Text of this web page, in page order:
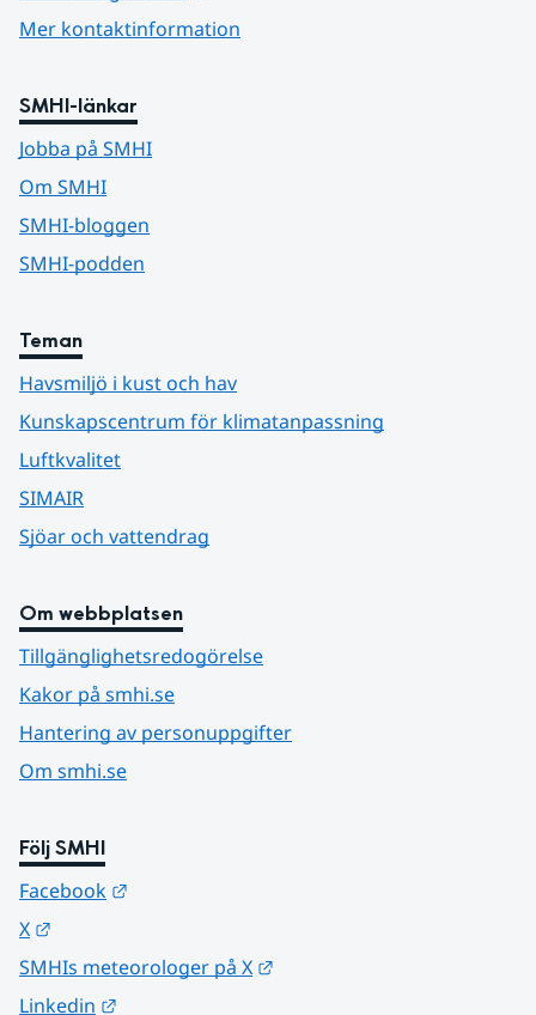
Mer kontaktinformation
SMHI-länkar
Jobba på SMHI
Om SMHI
SMHI-bloggen
SMHI-podden
Teman
Havsmiljö i kust och hav
Kunskapscentrum för klimatanpassning
Luftkvalitet
SIMAIR
Sjöar och vattendrag
Om webbplatsen
Tillgänglighetsredogörelse
Kakor på smhi.se
Hantering av personuppgifter
Om smhi.se
Följ SMHI
Facebook
X
SMHIs meteorologer på X
Linkedin